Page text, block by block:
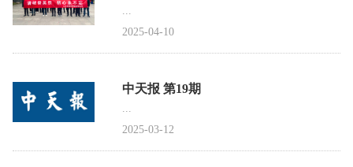
...
2025-04-10
中天报 第19期
...
2025-03-12